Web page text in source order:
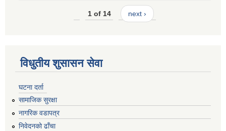
1 of 14 next ›
विधुतीय शुसासन सेवा
घटना दर्ता
सामाजिक सुरक्षा
नागरिक वडापत्र
निवेदनको ढाँचा